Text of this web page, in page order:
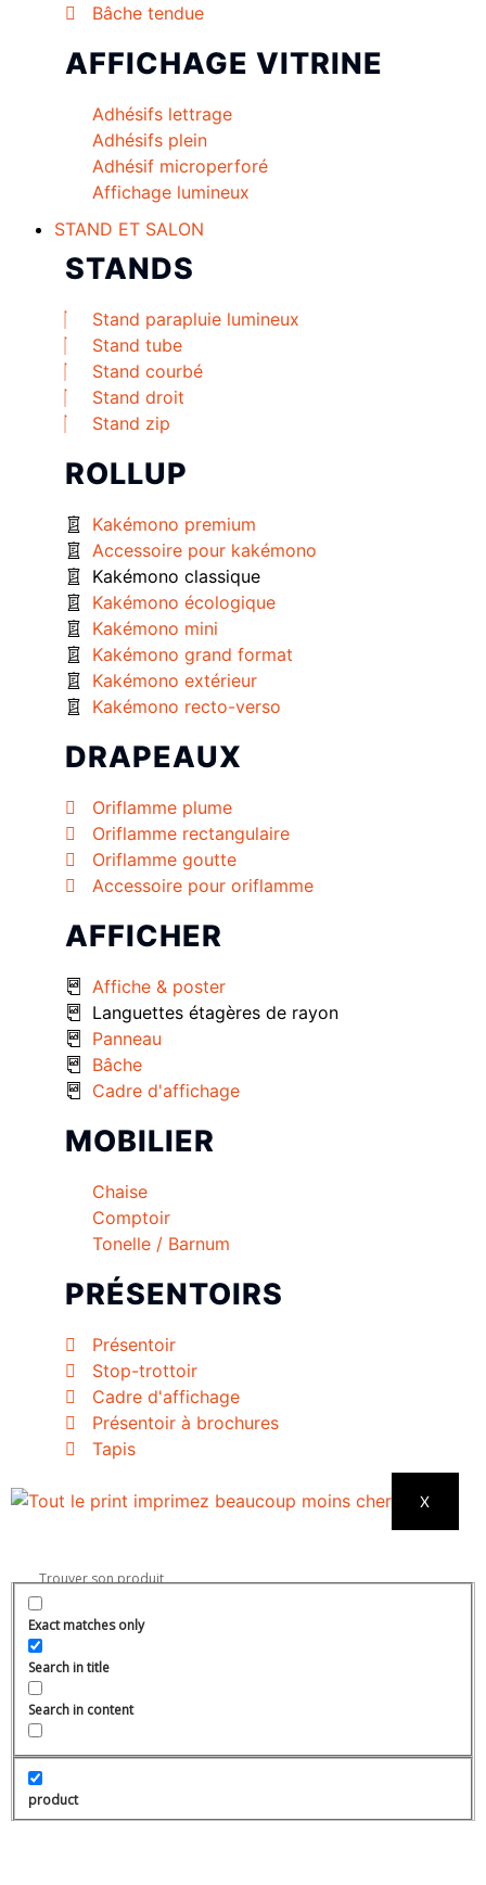
Bâche tendue
AFFICHAGE VITRINE
Adhésifs lettrage
Adhésifs plein
Adhésif microperforé
Affichage lumineux
STAND ET SALON
STANDS
Stand parapluie lumineux
Stand tube
Stand courbé
Stand droit
Stand zip
ROLLUP
Kakémono premium
Accessoire pour kakémono
Kakémono classique
Kakémono écologique
Kakémono mini
Kakémono grand format
Kakémono extérieur
Kakémono recto-verso
DRAPEAUX
Oriflamme plume
Oriflamme rectangulaire
Oriflamme goutte
Accessoire pour oriflamme
AFFICHER
Affiche & poster
Languettes étagères de rayon
Panneau
Bâche
Cadre d'affichage
MOBILIER
Chaise
Comptoir
Tonelle / Barnum
PRÉSENTOIRS
Présentoir
Stop-trottoir
Cadre d'affichage
Présentoir à brochures
Tapis
X
Exact matches only
Search in title
Search in content
product